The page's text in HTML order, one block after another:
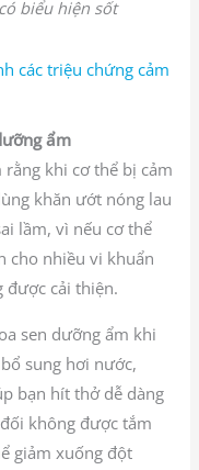
biểu hiện sốt
các triệu chứng cảm
ẩm
khi cơ thể bị cảm
khăn ướt nóng lau
lầm, vì nếu cơ thể
cho nhiều vi khuẩn
được cải thiện.
sen dưỡng ẩm khi
sung hơi nước,
bạn hít thở dễ dàng
không được tắm
giảm xuống đột